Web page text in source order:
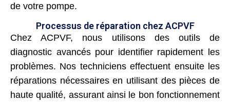
de votre pompe.
Processus de réparation chez ACPVF
Chez ACPVF, nous utilisons des outils de
diagnostic avancés pour identifier rapidement les
problèmes. Nos techniciens effectuent ensuite les
réparations nécessaires en utilisant des pièces de
haute qualité, assurant ainsi le bon fonctionnement